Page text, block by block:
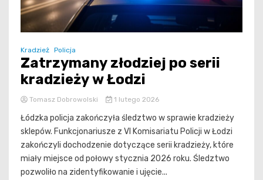
Kradzież Policja
Zatrzymany złodziej po serii
kradzieży w Łodzi
Tomasz Dobrowolski 1 lutego 2026
Łódzka policja zakończyła śledztwo w sprawie kradzieży
sklepów. Funkcjonariusze z VI Komisariatu Policji w Łodzi
zakończyli dochodzenie dotyczące serii kradzieży, które
miały miejsce od połowy stycznia 2026 roku. Śledztwo
pozwoliło na zidentyfikowanie i ujęcie...